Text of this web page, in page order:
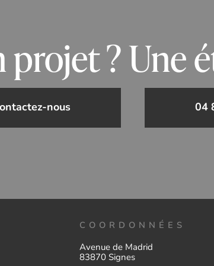
projet ? Une
Contactez-nous
COORDONNÉES
Avenue de Madrid
83870 Signes